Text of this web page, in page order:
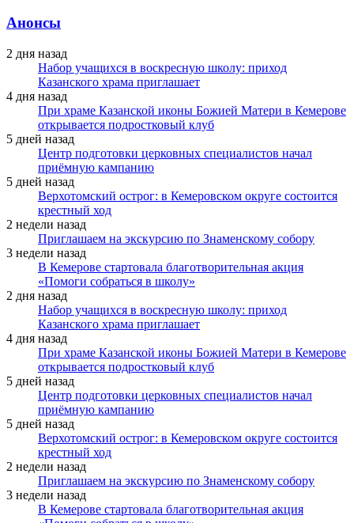
Анонсы
2 дня назад
Набор учащихся в воскресную школу: приход
Казанского храма приглашает
4 дня назад
При храме Казанской иконы Божией Матери в Кемерове
открывается подростковый клуб
5 дней назад
Центр подготовки церковных специалистов начал
приёмную кампанию
5 дней назад
Верхотомский острог: в Кемеровском округе состоится
крестный ход
2 недели назад
Приглашаем на экскурсию по Знаменскому собору
3 недели назад
В Кемерове стартовала благотворительная акция
«Помоги собраться в школу»
2 дня назад
Набор учащихся в воскресную школу: приход
Казанского храма приглашает
4 дня назад
При храме Казанской иконы Божией Матери в Кемерове
открывается подростковый клуб
5 дней назад
Центр подготовки церковных специалистов начал
приёмную кампанию
5 дней назад
Верхотомский острог: в Кемеровском округе состоится
крестный ход
2 недели назад
Приглашаем на экскурсию по Знаменскому собору
3 недели назад
В Кемерове стартовала благотворительная акция